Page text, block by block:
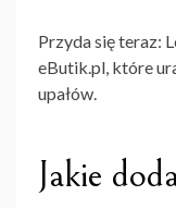
Przyda się teraz:
eButik.pl, które
upałów.
Jakie